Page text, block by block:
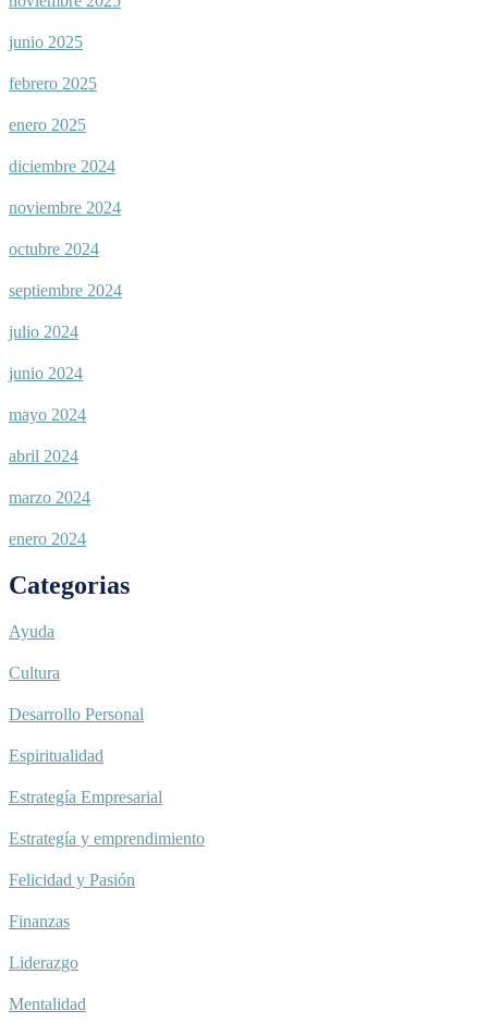
junio 2025
febrero 2025
enero 2025
diciembre 2024
noviembre 2024
octubre 2024
septiembre 2024
julio 2024
junio 2024
mayo 2024
abril 2024
marzo 2024
enero 2024
Categorias
Ayuda
Cultura
Desarrollo Personal
Espiritualidad
Estrategía Empresarial
Estrategía y emprendimiento
Felicidad y Pasión
Finanzas
Liderazgo
Mentalidad